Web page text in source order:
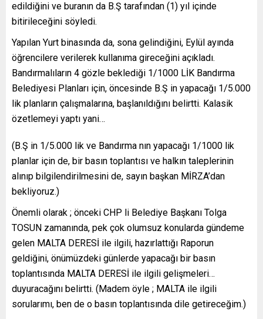
edildiğini ve buranın da B.Ş tarafından (1) yıl içinde
bitirileceğini söyledi.
Yapılan Yurt binasında da, sona gelindiğini, Eylül ayında
öğrencilere verilerek kullanıma gireceğini açıkladı.
Bandırmalıların 4 gözle beklediği 1/1000 LİK Bandırma
Belediyesi Planları için, öncesinde B.Ş in yapacağı 1/5.000
lik planların çalışmalarına, başlanıldığını belirtti. Kalasik
özetlemeyi yaptı yani…
(B.Ş in 1/5.000 lik ve Bandırma nın yapacağı 1/1000 lik
planlar için de, bir basın toplantısı ve halkın taleplerinin
alınıp bilgilendirilmesini de, sayın başkan MİRZA’dan
bekliyoruz.)
Önemli olarak ; önceki CHP li Belediye Başkanı Tolga
TOSUN zamanında, pek çok olumsuz konularda gündeme
gelen MALTA DERESİ ile ilgili, hazırlattığı Raporun
geldiğini, önümüzdeki günlerde yapacağı bir basın
toplantısında MALTA DERESİ ile ilgili gelişmeleri…
duyuracağını belirtti. (Madem öyle ; MALTA ile ilgili
sorularımı, ben de o basın toplantısında dile getireceğim.)